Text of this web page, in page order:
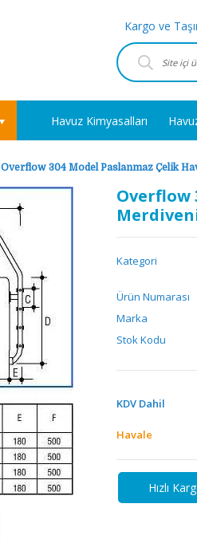
Kargo ve
Havuz Kimyasalları
Overflow 304 Model Paslanmaz Çelik
Overflow
Kategori
Ürün Numarası
Marka
Stok Kodu
KDV Dahil
Havale
Hızlı